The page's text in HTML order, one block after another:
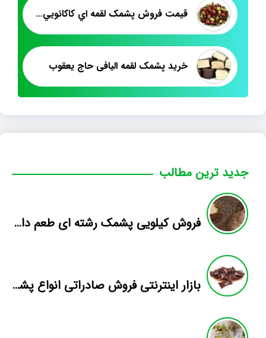
قيمت فروش پشمک لقمه اي کاکائويي فله اي
خرید پشمک لقمه الیافی حاج یعقوب
جدید ترین مطالب
فروش کیلویی پشمک رشته ای طعم دار میوه
بازار اینترنتی فروش صادراتی انواع پشمک الیافی/شکلاتی